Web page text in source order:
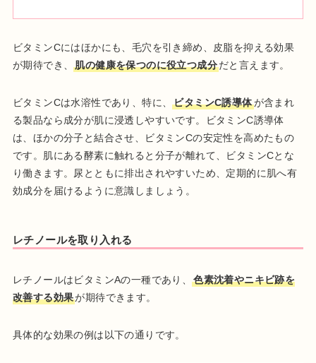
ビタミンCにはほかにも、毛穴を引き締め、皮脂を抑える効果
が期待でき、肌の健康を保つのに役立つ成分だと言えます。
ビタミンCは水溶性であり、特に、ビタミンC誘導体が含まれ
る製品なら成分が肌に浸透しやすいです。ビタミンC誘導体
は、ほかの分子と結合させ、ビタミンCの安定性を高めたもの
です。肌にある酵素に触れると分子が離れて、ビタミンCとな
り働きます。尿とともに排出されやすいため、定期的に肌へ有
効成分を届けるように意識しましょう。
レチノールを取り入れる
レチノールはビタミンAの一種であり、色素沈着やニキビ跡を
改善する効果が期待できます。
具体的な効果の例は以下の通りです。